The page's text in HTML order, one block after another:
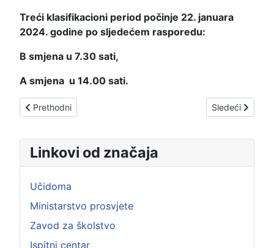
Treći klasifikacioni period počinje 22. januara
2024. godine po sljedećem rasporedu:
B smjena u 7.30 sati,
A smjena u 14.00 sati.
Prethodni članak: VANREDNI ISPITI -januar 2024. godine-
Prethodni Sledeći članak:
Sledeći
Linkovi od značaja
Učidoma
Ministarstvo prosvjete
Zavod za školstvo
Ispitni centar